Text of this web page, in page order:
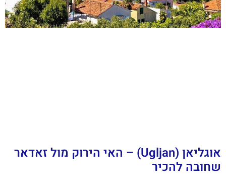
אוגליאן (Ugljan) – האי הירוק מול זאדאר
שחובה להכיר